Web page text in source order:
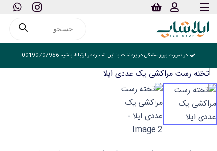
search
در صورت بروز مشکل در پرداخت با این شماره در ارتباط باشید 09199797956